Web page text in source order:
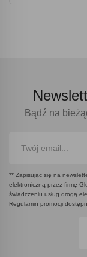
Bądź na
** Zapisując się na
elektroniczną przez firmę
świadczeniu usług drogą
Regulamin promocji